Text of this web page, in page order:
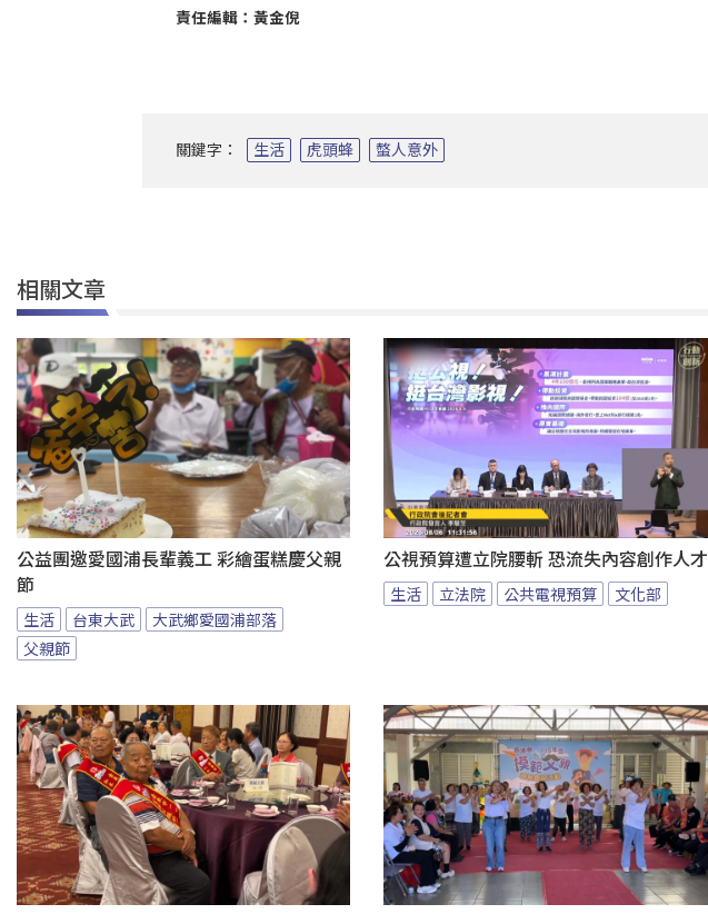
責任編輯：黃金倪
關鍵字： 生活 虎頭蜂 螫人意外
相關文章
公益團邀愛國浦長輩義工 彩繪蛋糕慶父親
節
生活 台東大武
大武鄉愛國浦部落
父親節
公視預算遭立院腰斬 恐流失內容創作人才
生活 立法院 公共電視預算 文化部